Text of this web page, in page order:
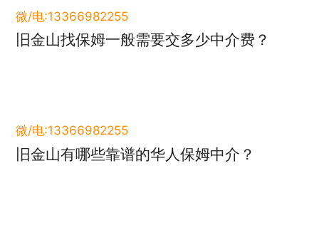
微/电:13366982255
旧金山找保姆一般需要交多少中介费？
微/电:13366982255
旧金山有哪些靠谱的华人保姆中介？